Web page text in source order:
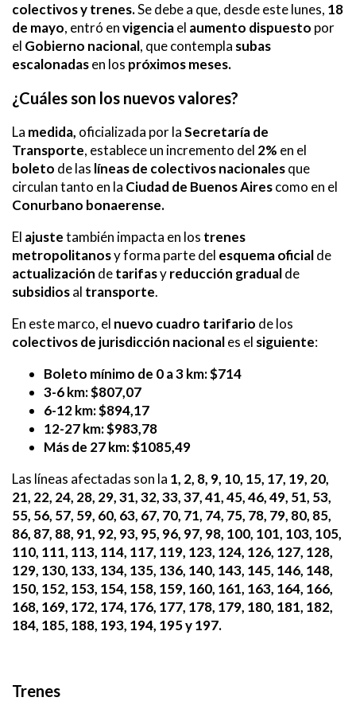
colectivos y trenes.Se debe a que, desde este lunes, 18
de mayo, entró envigenciael aumento dispuesto por
el Gobierno nacional, que contempla subas
escalonadasen los próximos meses.
¿Cuáles son los nuevos valores?
La medida, oficializada por laSecretaría de
Transporte, establece un incremento del 2% en el
boleto de las líneas de colectivosnacionalesque
circulan tanto en la Ciudad de Buenos Airescomo en el
Conurbano bonaerense.
El ajustetambién impacta en los trenes
metropolitanosy forma parte del esquema oficialde
actualización detarifasyreducción gradualde
subsidiosal transporte.
En este marco, el nuevo cuadro tarifario de los
colectivos de jurisdicción nacionales el siguiente:
Boleto mínimo de 0 a 3 km: $714
3-6 km: $807,07
6-12 km: $894,17
12-27 km: $983,78
Más de 27 km: $1085,49
Las líneas afectadas son la 1, 2, 8, 9, 10, 15, 17, 19, 20,
21, 22, 24, 28, 29, 31, 32, 33, 37, 41, 45, 46, 49, 51, 53,
55, 56, 57, 59, 60, 63, 67, 70, 71, 74, 75, 78, 79, 80, 85,
86, 87, 88, 91, 92, 93, 95, 96, 97, 98, 100, 101, 103, 105,
110, 111, 113, 114, 117, 119, 123, 124, 126, 127, 128,
129, 130, 133, 134, 135, 136, 140, 143, 145, 146, 148,
150, 152, 153, 154, 158, 159, 160, 161, 163, 164, 166,
168, 169, 172, 174, 176, 177, 178, 179, 180, 181, 182,
184, 185, 188, 193, 194, 195 y 197.
Trenes